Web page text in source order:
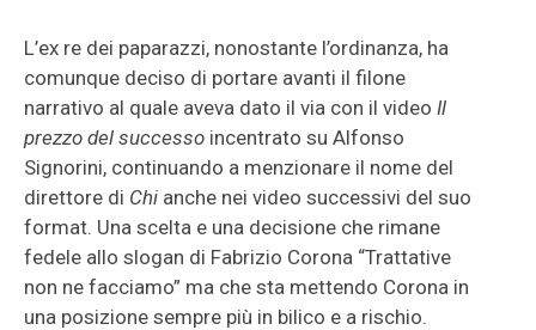
L’ex re dei paparazzi, nonostante l’ordinanza, ha
comunque deciso di portare avanti il filone
narrativo al quale aveva dato il via con il video Il
prezzo del successo incentrato su Alfonso
Signorini, continuando a menzionare il nome del
direttore di Chi anche nei video successivi del suo
format. Una scelta e una decisione che rimane
fedele allo slogan di Fabrizio Corona “Trattative
non ne facciamo” ma che sta mettendo Corona in
una posizione sempre più in bilico e a rischio.